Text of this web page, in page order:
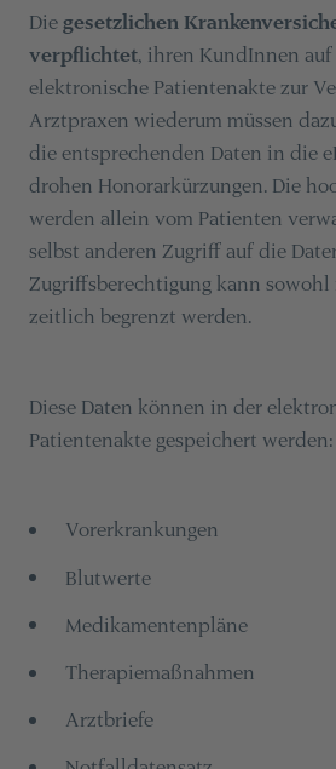
Die gesetzlichen
verpflichtet, ihren KundInnen
elektronische Patientenakte zur
Arztpraxen wiederum müssen
die entsprechenden Daten in die
drohen Honorarkürzungen. Die
werden allein vom Patienten
selbst anderen Zugriff auf die
Zugriffsberechtigung kann
zeitlich begrenzt werden.
Diese Daten können in der
Patientenakte gespeichert werden:
Vorerkrankungen
Blutwerte
Medikamentenpläne
Therapiemaßnahmen
Arztbriefe